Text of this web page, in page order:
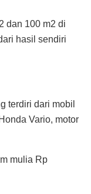
dan 100 m2 di
hasil sendiri
terdiri dari mobil
Vario, motor
mulia Rp